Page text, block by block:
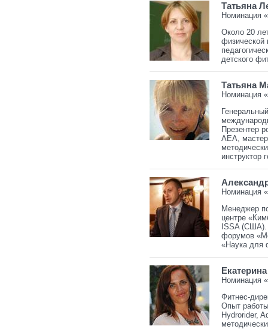
Татьяна
Номинация
Около 20
детского
Татьяна
Номинация
Презентер
АЕА,
инструктор
Номинация
Менеджер
центре «
ISSA
форумов
«Наука для
Номинация
Фитнес-
Опыт
Hydrorider,